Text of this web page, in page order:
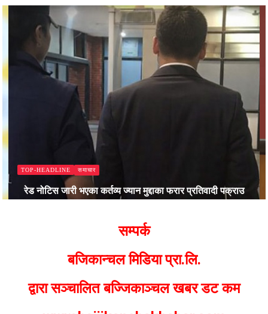
TOP-HEADLINE समाचार
रेड नोटिस जारी भएका कर्तव्य ज्यान मुद्दाका फरार प्रतिवादी पक्राउ
सम्पर्क
बजिकान्चल मिडिया प्रा.लि.
द्वारा सञ्चालित बज्जिकाञ्चल खबर डट कम